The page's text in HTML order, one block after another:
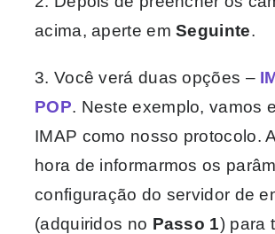
acima, aperte emSeguinte.
3. Você verá duas opções –
POP. Neste exemplo, vamos
IMAP como nosso protocolo.
hora de informarmos os
configuração do servidor de
(adquiridos no Passo 1) para